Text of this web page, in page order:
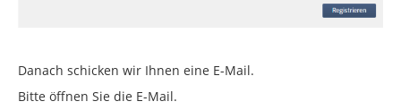
Danach schicken wir Ihnen eine E-Mail.
Bitte öffnen Sie die E-Mail.